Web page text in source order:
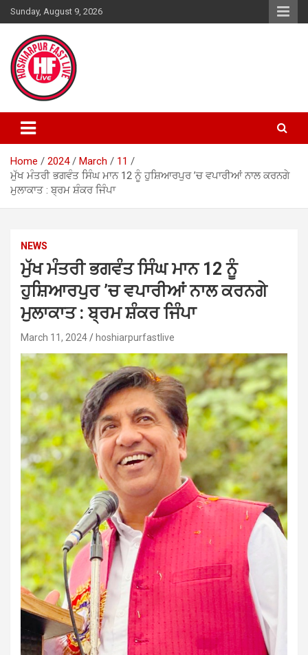
Skip
to
content
Sunday, August 9, 2026
Home 2024 March
11
ਮੁੱਖ ਮੰਤਰੀ ਭਗਵੰਤ ਸਿੰਘ ਮਾਨ 12 ਨੂੰ ਹੁਸ਼ਿਆਰਪੁਰ ’ਚ ਵਪਾਰੀਆਂ ਨਾਲ ਕਰਨਗੇ
ਮੁਲਾਕਾਤ : ਬ੍ਰਮ ਸ਼ੰਕਰ ਜਿੰਪਾ
NEWS
ਮੁੱਖ ਮੰਤਰੀ ਭਗਵੰਤ ਸਿੰਘ ਮਾਨ 12 ਨੂੰ
ਹੁਸ਼ਿਆਰਪੁਰ ’ਚ ਵਪਾਰੀਆਂ ਨਾਲ ਕਰਨਗੇ
ਮੁਲਾਕਾਤ : ਬ੍ਰਮ ਸ਼ੰਕਰ ਜਿੰਪਾ
March 11, 2024 hoshiarpurfastlive